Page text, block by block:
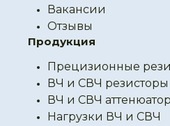
Вакансии
Отзывы
Продукция
Прецизионные
ВЧ и СВЧ резисторы
ВЧ и СВЧ
Нагрузки ВЧ и СВЧ